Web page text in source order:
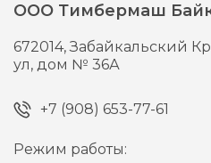
ООО Тимбермаш
672014,Забайкальский
ул, дом № 36А
+7 (908) 653-77-61
Режим работы: